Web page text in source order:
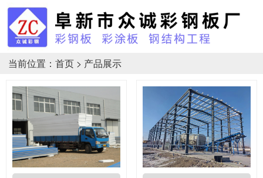
当前位置： 首页 > 产品展示